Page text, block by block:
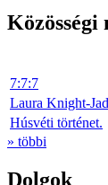
Közösségi
7:7:7
Laura Knight-
Húsvéti történet.
» többi
Dolgok